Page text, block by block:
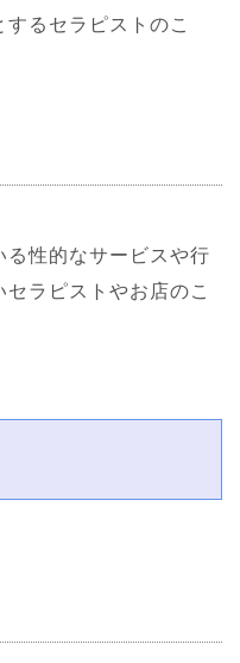
るセラピストのこ
る性的なサービスや行
ラピストやお店のこ